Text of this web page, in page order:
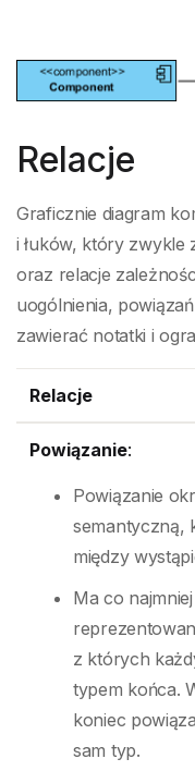
Relacje
Graficznie diagram
i łuków, który zwykle
oraz relacje
uogólnienia,
zawierać notatki i
Relacje
Powiązanie:
Powiązanie
semantyczną,
między
Ma co
z których
typem końca.
koniec
sam typ.